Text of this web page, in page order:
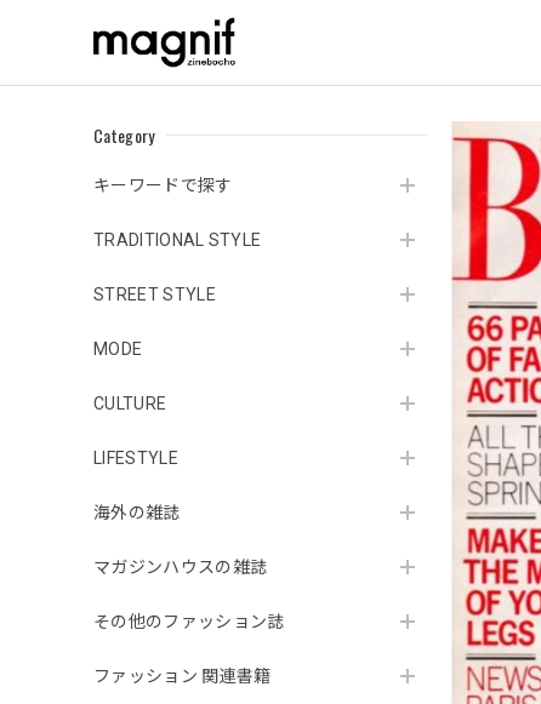
Category
キーワードで探す
TRADITIONAL STYLE
STREET STYLE
MODE
CULTURE
LIFESTYLE
海外の雑誌
マガジンハウスの雑誌
その他のファッション誌
ファッション 関連書籍